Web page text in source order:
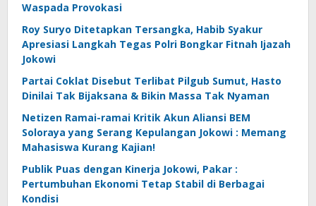
Waspada Provokasi
Roy Suryo Ditetapkan Tersangka, Habib Syakur
Apresiasi Langkah Tegas Polri Bongkar Fitnah Ijazah
Jokowi
Partai Coklat Disebut Terlibat Pilgub Sumut, Hasto
Dinilai Tak Bijaksana & Bikin Massa Tak Nyaman
Netizen Ramai-ramai Kritik Akun Aliansi BEM
Soloraya yang Serang Kepulangan Jokowi : Memang
Mahasiswa Kurang Kajian!
Publik Puas dengan Kinerja Jokowi, Pakar :
Pertumbuhan Ekonomi Tetap Stabil di Berbagai
Kondisi